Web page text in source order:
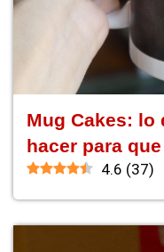
Mug Cakes: lo
hacer para
4.6 (37)